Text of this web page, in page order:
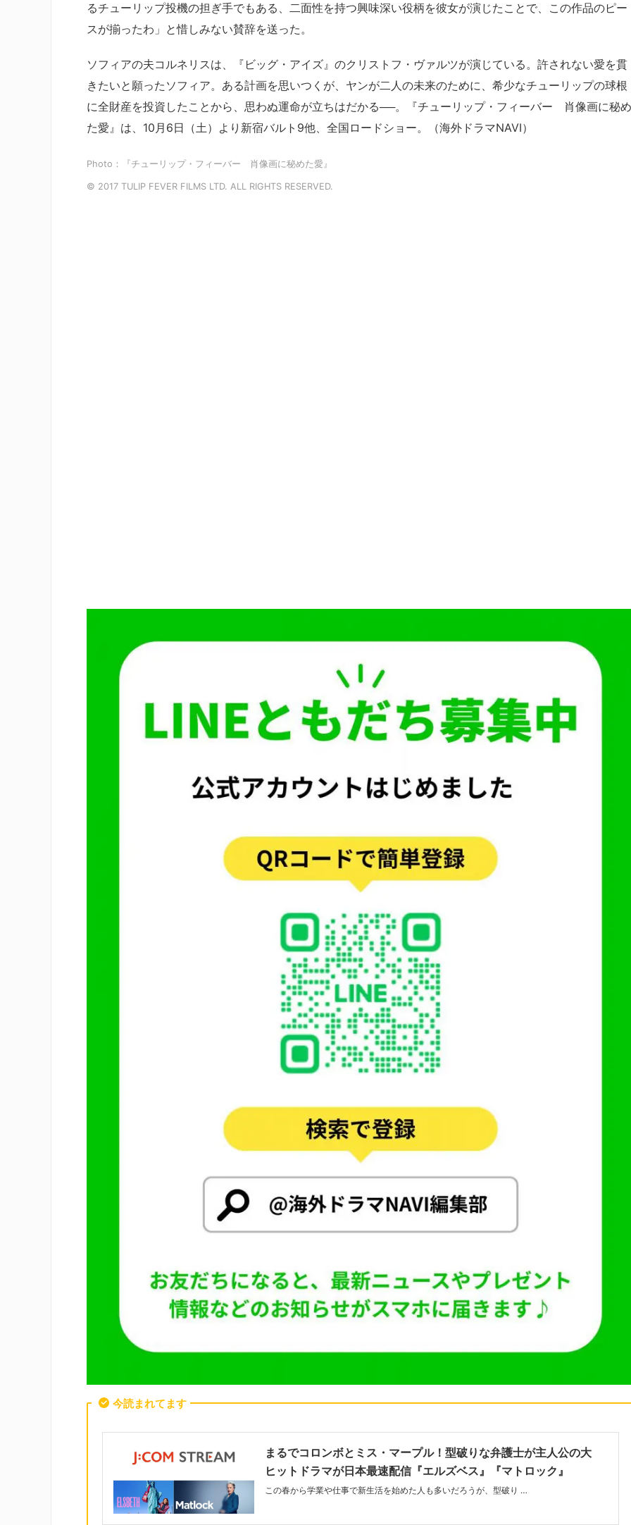
るチューリップ投機の担ぎ手でもある、二面性を持つ興味深い役柄を彼女が演じたことで、この作品のピー
スが揃ったわ」と惜しみない賛辞を送った。
ソフィアの夫コルネリスは、『ビッグ・アイズ』のクリストフ・ヴァルツが演じている。許されない愛を貫
きたいと願ったソフィア。ある計画を思いつくが、ヤンが二人の未来のために、希少なチューリップの球根
に全財産を投資したことから、思わぬ運命が立ちはだかる──。『チューリップ・フィーバー 肖像画に秘め
た愛』は、10月6日（土）より新宿バルト9他、全国ロードショー。（海外ドラマNAVI）
Photo：『チューリップ・フィーバー 肖像画に秘めた愛』
© 2017 TULIP FEVER FILMS LTD. ALL RIGHTS RESERVED.
今読まれてます
まるでコロンボとミス・マープル！型破りな弁護士が主人公の大
ヒットドラマが日本最速配信『エルズベス』『マトロック』
この春から学業や仕事で新生活を始めた人も多いだろうが、型破り …